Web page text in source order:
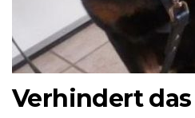
Verhindert das